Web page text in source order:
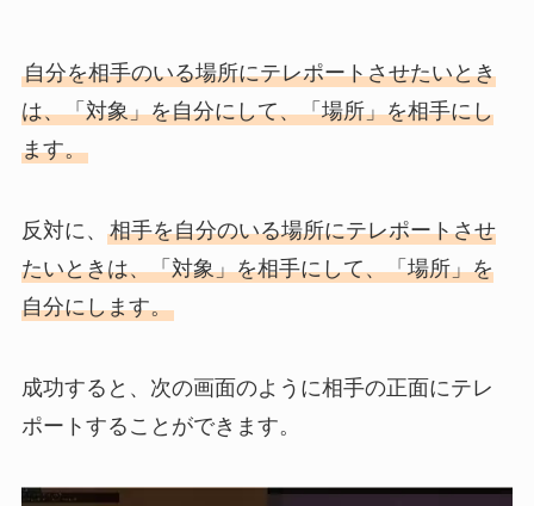
自分を相手のいる場所にテレポートさせたいとき
は、「対象」を自分にして、「場所」を相手にし
ます。
反対に、 相手を自分のいる場所にテレポートさせ
たいときは、「対象」を相手にして、「場所」を
自分にします。
成功すると、次の画面のように相手の正面にテレ
ポートすることができます。